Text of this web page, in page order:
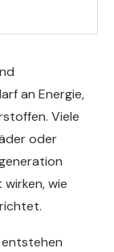
an Energie,
Viele
oder
wie
entstehen